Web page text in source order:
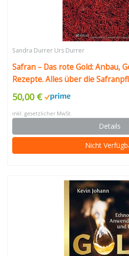
Sandra Durrer Urs Durrer
Safran – Das rote Gold: Anbau,
Rezepte. Alles über die
50,00 €
inkl. gesetzlicher MwSt.
Details
Nicht